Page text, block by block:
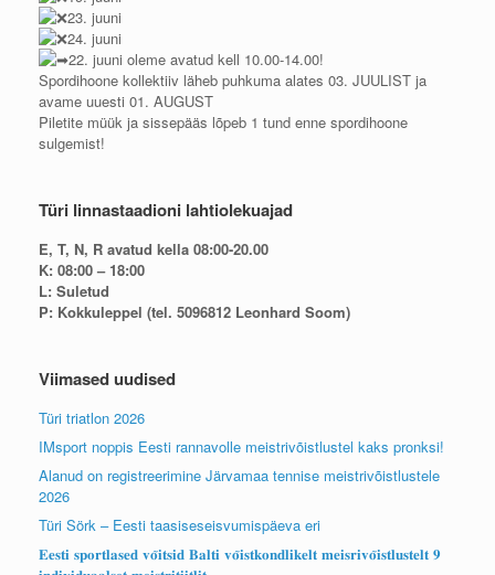
23. juuni
24. juuni
22. juuni oleme avatud kell 10.00-14.00!
Spordihoone kollektiiv läheb puhkuma alates 03. JUULIST ja
avame uuesti 01. AUGUST
Piletite müük ja sissepääs lõpeb 1 tund enne spordihoone
sulgemist!
Türi linnastaadioni lahtiolekuajad
E, T, N, R avatud kella 08:00-20.00
K: 08:00 – 18:00
L: Suletud
P: Kokkuleppel (tel. 5096812 Leonhard Soom)
Viimased uudised
Türi triatlon 2026
IMsport noppis Eesti rannavolle meistrivõistlustel kaks pronksi!
Alanud on registreerimine Järvamaa tennise meistrivõistlustele
2026
Türi Sörk – Eesti taasiseseisvumispäeva eri
𝐄𝐞𝐬𝐭𝐢 𝐬𝐩𝐨𝐫𝐭𝐥𝐚𝐬𝐞𝐝 𝐯𝐨̃𝐢𝐭𝐬𝐢𝐝 𝐁𝐚𝐥𝐭𝐢 𝐯𝐨̃𝐢𝐬𝐭𝐤𝐨𝐧𝐝𝐥𝐢𝐤𝐞𝐥𝐭 𝐦𝐞𝐢𝐬𝐫𝐢𝐯𝐨̃𝐢𝐬𝐭𝐥𝐮𝐬𝐭𝐞𝐥𝐭 𝟗